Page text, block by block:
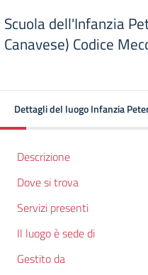
Scuola dell'Infanzia
Canavese) Codice
Dettagli del luogo Infanzia
Descrizione
Dove si trova
Servizi presenti
Il luogo è sede di
Gestito da